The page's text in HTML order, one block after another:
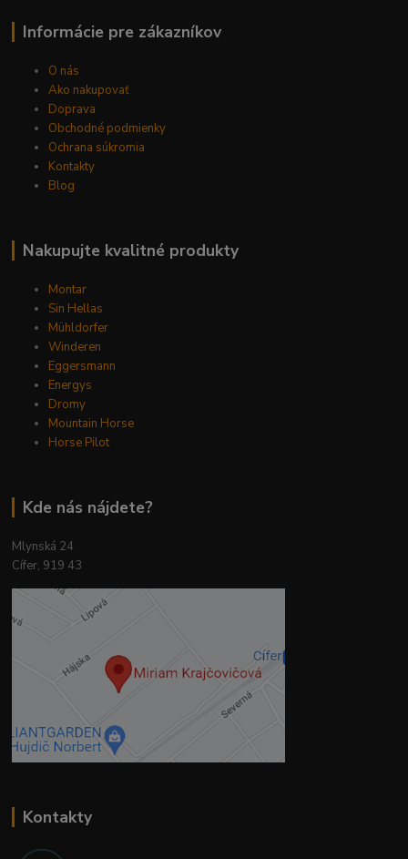
Informácie pre zákazníkov
O nás
Ako nakupovať
Doprava
Obchodné podmienky
Ochrana súkromia
Kontakty
Blog
Nakupujte kvalitné produkty
Montar
Sin Hellas
Mühldorfer
Winderen
Eggersmann
Energys
Dromy
Mountain Horse
Horse Pilot
Kde nás nájdete?
Mlynská 24
Cífer, 919 43
Kontakty